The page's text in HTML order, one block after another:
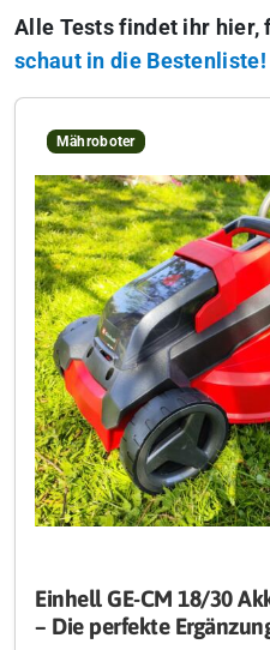
Alle Tests findet ihr hier,
schaut in die Bestenliste!
Mähroboter
Einhell GE-CM 18/30
– Die perfekte